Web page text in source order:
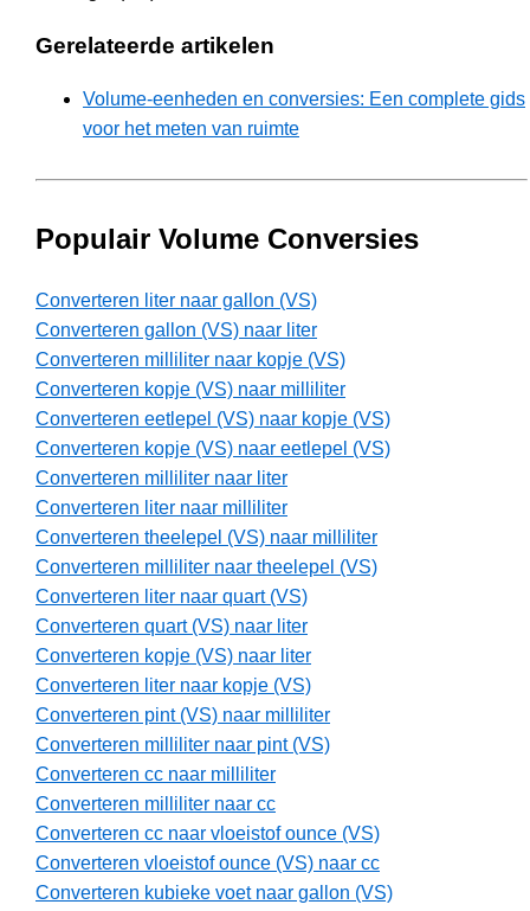
Gerelateerde artikelen
Volume-eenheden en conversies: Een complete gids
voor het meten van ruimte
Populair Volume Conversies
Converteren liter naar gallon (VS)
Converteren gallon (VS) naar liter
Converteren milliliter naar kopje (VS)
Converteren kopje (VS) naar milliliter
Converteren eetlepel (VS) naar kopje (VS)
Converteren kopje (VS) naar eetlepel (VS)
Converteren milliliter naar liter
Converteren liter naar milliliter
Converteren theelepel (VS) naar milliliter
Converteren milliliter naar theelepel (VS)
Converteren liter naar quart (VS)
Converteren quart (VS) naar liter
Converteren kopje (VS) naar liter
Converteren liter naar kopje (VS)
Converteren pint (VS) naar milliliter
Converteren milliliter naar pint (VS)
Converteren cc naar milliliter
Converteren milliliter naar cc
Converteren cc naar vloeistof ounce (VS)
Converteren vloeistof ounce (VS) naar cc
Converteren kubieke voet naar gallon (VS)